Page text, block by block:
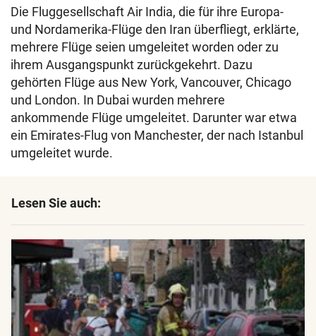
Die Fluggesellschaft Air India, die für ihre Europa-
und Nordamerika-Flüge den Iran überfliegt, erklärte,
mehrere Flüge seien umgeleitet worden oder zu
ihrem Ausgangspunkt zurückgekehrt. Dazu
gehörten Flüge aus New York, Vancouver, Chicago
und London. In Dubai wurden mehrere
ankommende Flüge umgeleitet. Darunter war etwa
ein Emirates-Flug von Manchester, der nach Istanbul
umgeleitet wurde.
Lesen Sie auch: